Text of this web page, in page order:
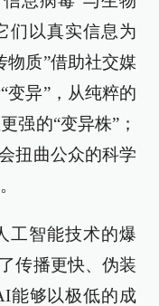
们以真实信息为
物质”借助社交媒
变异”，从纯粹的
强的“变异株”；
扭曲公众的科学
工智能技术的爆
传播更快、伪装
能够以极低的成